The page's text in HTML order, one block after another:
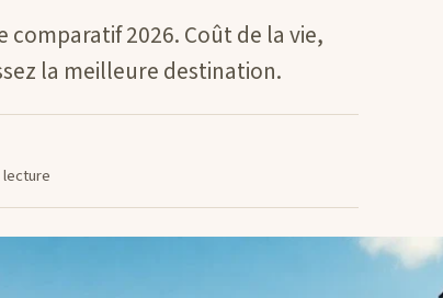
2026. Coût de la vie,
la meilleure destination.
lecture